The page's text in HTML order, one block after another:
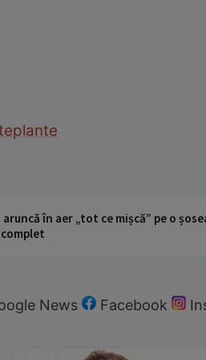
plante
în aer „tot ce mișcă” pe o
News Facebook